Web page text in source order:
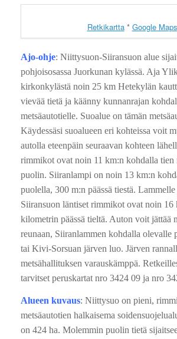
Retkikartta* Google Maps
Ajo-ohje: Niittysuon-Siiransuon alue
pohjoisosassa Juorkunan kylässä. Aja
kirkonkylästä noin 25 km Hetekylän
vievää tietä ja käänny kunnanrajan
metsäautotielle. Suoalue on tämän
Käydessäsi suoalueen eri kohteissa voit
autolla eteenpäin seuraavan kohteen
rimmikot ovat noin 11 km:n kohdalla tien
puolin. Siiranlampi on noin 13 km:n
puolella, 300 m:n päässä tiestä.
Siiransuon läntiset rimmikot ovat noin 16
kilometrin päässä tieltä. Auton voit jättää
reunaan, Siiranlammen kohdalla olevalle
tai Kivi-Sorsuan järven luo. Järven
metsähallituksen varauskämppä.
tarvitset peruskartat nro 3424 09 ja nro
Alueen kuvaus: Niittysuo on pieni,
metsäautotien halkaisema
on 424 ha. Molemmin puolin tietä